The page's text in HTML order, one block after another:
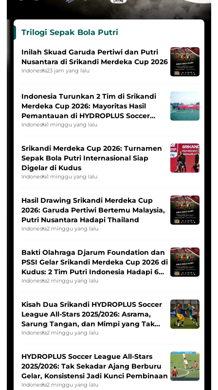
Trilogi Sepak Bola Putri
Inilah Skuad Garuda Pertiwi dan Putri
Nusantara di Srikandi Merdeka Cup 2026
Indonesia23 jam yang lalu
Indonesia Turunkan 2 Tim di Srikandi
Merdeka Cup 2026: Mayoritas Hasil
Pemantauan di HYDROPLUS Soccer
League
Indonesia1 minggu yang lalu
Srikandi Merdeka Cup 2026: Turnamen
Sepak Bola Putri Internasional Siap
Digelar di Kudus
Indonesia1 minggu yang lalu
Hasil Drawing Srikandi Merdeka Cup
2026: Garuda Pertiwi Bertemu Malaysia,
Putri Nusantara Hadapi Thailand
Indonesia2 minggu yang lalu
Bakti Olahraga Djarum Foundation dan
PSSI Gelar Srikandi Merdeka Cup 2026 di
Kudus: 2 Tim Putri Indonesia Hadapi 6
Tim Asia
Indonesia2 minggu yang lalu
Kisah Dua Srikandi HYDROPLUS Soccer
League All-Stars 2025/2026: Asrama,
Sarung Tangan, dan Mimpi yang Tak
Pernah Padam
Indonesia2 minggu yang lalu
HYDROPLUS Soccer League All-Stars
2025/2026: Tak Sekadar Ajang Berburu
Gelar, Konsistensi Jadi Kunci Pembinaan
Indonesia2 minggu yang lalu